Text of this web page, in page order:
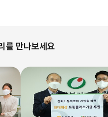
를 만나보세요